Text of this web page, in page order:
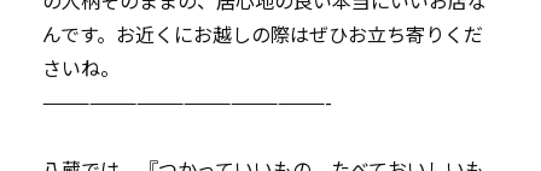
んです。お近くにお越しの際はぜひお立ち寄りくだ
さいね。
——————————————————-